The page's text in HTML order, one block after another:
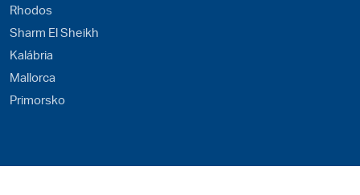
Rhodos
Sharm El Sheikh
Kalábria
Mallorca
Primorsko